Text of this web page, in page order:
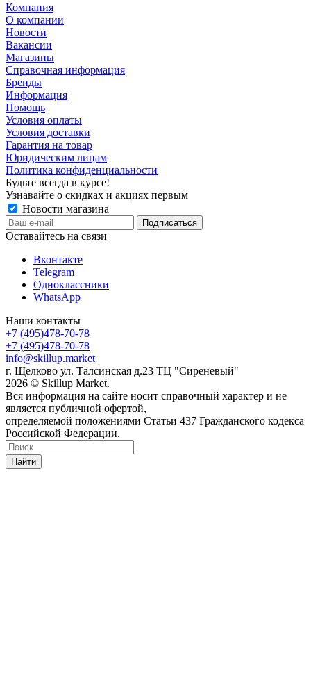
Компания
О компании
Новости
Вакансии
Магазины
Справочная информация
Бренды
Информация
Помощь
Условия оплаты
Условия доставки
Гарантия на товар
Юридическим лицам
Политика конфиденциальности
Будьте всегда в курсе!
Узнавайте о скидках и акциях первым
Новости магазина
Оставайтесь на связи
Вконтакте
Telegram
Одноклассники
WhatsApp
Наши контакты
+7 (495)478-70-78
+7 (495)478-70-78
info@skillup.market
г. Щелково ул. Талсинская д.23 ТЦ "Сиреневый"
2026 © Skillup Market.
Вся информация на сайте носит справочный характер и не
является публичной офертой,
определяемой положениями Статьи 437 Гражданского кодекса
Российской Федерации.
Найти